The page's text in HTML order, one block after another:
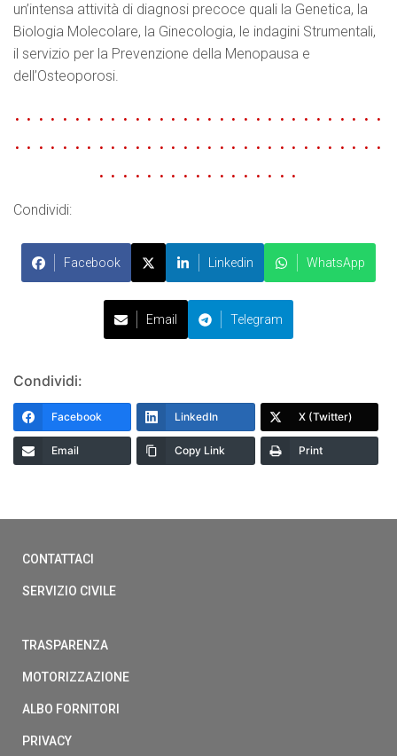
un’intensa attività di diagnosi precoce quali la Genetica, la
Biologia Molecolare, la Ginecologia, le indagini Strumentali,
il servizio per la Prevenzione della Menopausa e
dell’Osteoporosi.
. . . . . . . . . . . . . . . . . . . . . . . . . . . . . . .
. . . . . . . . . . . . . . . . . . . . . . . . . . . . . . .
. . . . . . . . . . . . . . . . .
Condividi:
Facebook Linkedin WhatsApp
Email Telegram
Condividi:
Facebook LinkedIn X (Twitter)
Email Copy Link Print
CONTATTACI
SERVIZIO CIVILE
TRASPARENZA
MOTORIZZAZIONE
ALBO FORNITORI
PRIVACY